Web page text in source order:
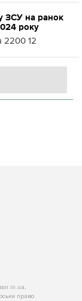
ЗСУ на ранок
року
2200 12
право.